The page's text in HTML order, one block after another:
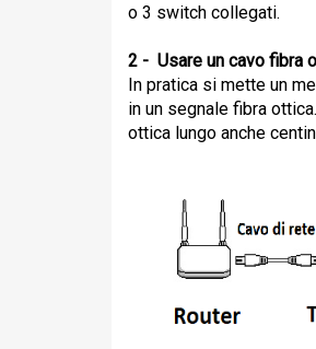
o 3 switch collegati.
2 - Usare un cavo fibra
In pratica si mette un
in un segnale fibra
ottica lungo anche